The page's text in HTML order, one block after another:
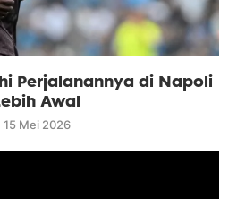
Perjalanannya di Napoli
Awal
15 Mei 2026